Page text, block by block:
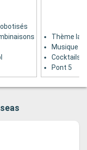
Thème
Musique
Cocktails,
Pont 5